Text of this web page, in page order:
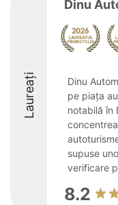
Laureați
Dinu
Dinu
pe piața
notabilă în
supuse
verificare
8.2